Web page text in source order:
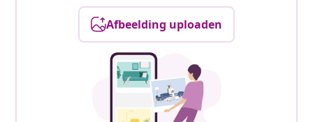
Afbeelding uploaden